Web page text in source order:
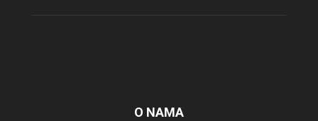
O NAMA